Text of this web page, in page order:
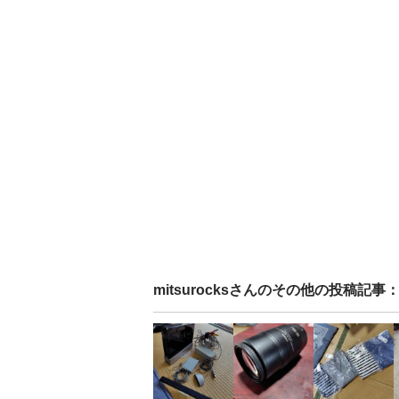
mitsurocksさんのその他の投稿記事：